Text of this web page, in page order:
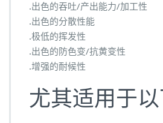
.出色的吞吐/产出能力/加工性
.出色的分散性能
.极低的挥发性
.出色的防色变/抗黄变性
.增强的耐候性
尤其适用于